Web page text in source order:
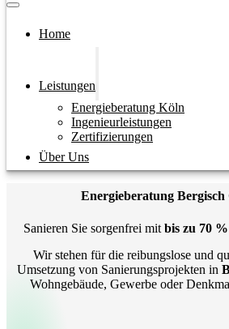
Home
Leistungen
Energieberatung Köln
Ingenieurleistungen
Zertifizierungen
Über Uns
Energieberatung Bergisch
Sanieren Sie sorgenfrei mit bis zu 70 %
Wir stehen für die reibungslose und
Umsetzung von Sanierungsprojekten in
Wohngebäude, Gewerbe oder